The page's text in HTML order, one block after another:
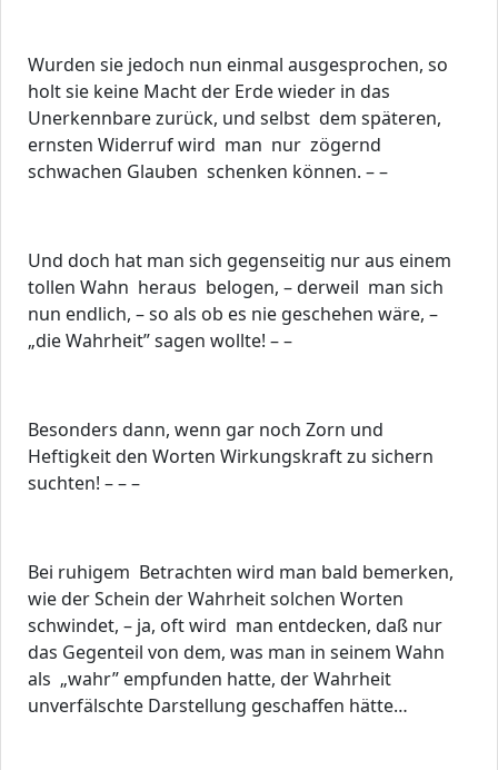
Wurden sie jedoch nun einmal ausgesprochen, so
holt sie keine Macht der Erde wieder in das
Unerkennbare zurück, und selbst dem späteren,
ernsten Widerruf wird man nur zögernd
schwachen Glauben schenken können. – –
Und doch hat man sich gegenseitig nur aus einem
tollen Wahn heraus belogen, – derweil man sich
nun endlich, – so als ob es nie geschehen wäre, –
„die Wahrheit” sagen wollte! – –
Besonders dann, wenn gar noch Zorn und
Heftigkeit den Worten Wirkungskraft zu sichern
suchten! – – –
Bei ruhigem Betrachten wird man bald bemerken,
wie der Schein der Wahrheit solchen Worten
schwindet, – ja, oft wird man entdecken, daß nur
das Gegenteil von dem, was man in seinem Wahn
als „wahr” empfunden hatte, der Wahrheit
unverfälschte Darstellung geschaffen hätte…